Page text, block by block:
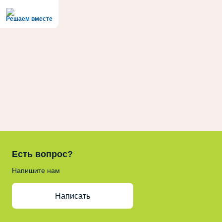
Решаем вместе
Есть вопрос?
Напишите нам
Написать